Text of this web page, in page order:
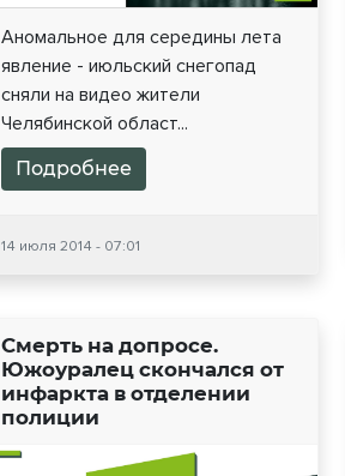
Аномальное для середины лета
явление - июльский снегопад
сняли на видео жители
Челябинской област...
Подробнее
14 июля 2014 - 07:01
Смерть на допросе.
Южоуралец скончался от
инфаркта в отделении
полиции